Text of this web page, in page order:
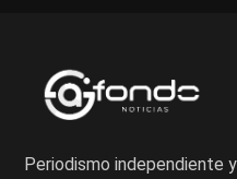
Periodismo independiente